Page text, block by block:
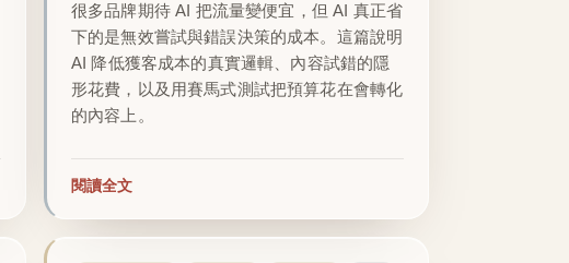
很多品牌期待 AI 把流量變便宜，但 AI 真正省
下的是無效嘗試與錯誤決策的成本。這篇說明
AI 降低獲客成本的真實邏輯、內容試錯的隱
形花費，以及用賽馬式測試把預算花在會轉化
的內容上。
閱讀全文